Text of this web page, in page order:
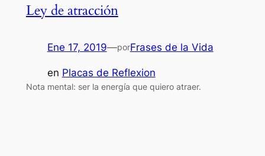
Ley de atracción
Ene 17, 2019—porFrases de la Vida
en Placas de Reflexion
Nota mental: ser la energía que quiero atraer.